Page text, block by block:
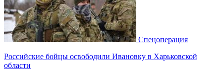
Спецоперация
Российские бойцы освободили Ивановку в Харьковской
области